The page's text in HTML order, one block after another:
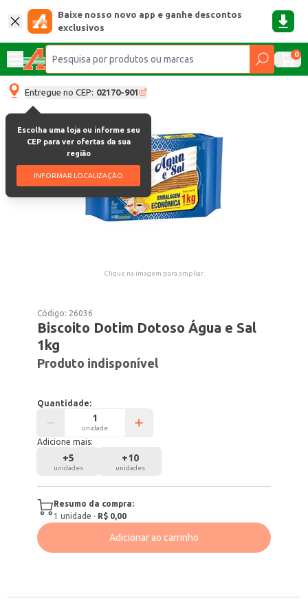
Baixe nosso novo app e ganhe descontos
exclusivos
0
Entregue no CEP: 02170-901
Escolha uma loja ou informe seu
CEP para ver ofertas da sua
região
INFORMAR LOCALIZAÇÃO
Clique na imagem para ampliar.
Código: 26036
Biscoito Dotim Dotoso Água e Sal
1kg
Produto indisponível
Quantidade:
unidade
Adicione mais:
+5
unidades
+10
unidades
Resumo da compra:
1 unidade · R$ 0,00
Adicionar ao carrinho